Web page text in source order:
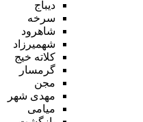
دیباج
سرخه
شاهرود
شهمیرزاد
کلاته خیج
گرمسار
مجن
مهدی شهر
میامی